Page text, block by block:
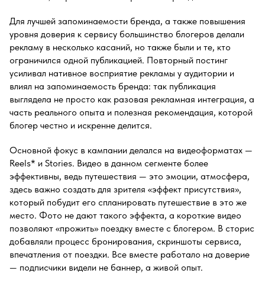
Для лучшей запоминаемости бренда, а также повышения
уровня доверия к сервису большинство блогеров делали
рекламу в несколько касаний, но также были и те, кто
ограничился одной публикацией. Повторный постинг
усиливал нативное восприятие рекламы у аудитории и
влиял на запоминаемость бренда: так публикация
выглядела не просто как разовая рекламная интеграция, а
часть реального опыта и полезная рекомендация, которой
блогер честно и искренне делится.
Основной фокус в кампании делался на видеоформатах —
Reels* и Stories. Видео в данном сегменте более
эффективны, ведь путешествия — это эмоции, атмосфера,
здесь важно создать для зрителя «эффект присутствия»,
который побудит его спланировать путешествие в это же
место. Фото не дают такого эффекта, а короткие видео
позволяют «прожить» поездку вместе с блогером. В сторис
добавляли процесс бронирования, скриншоты сервиса,
впечатления от поездки. Все вместе работало на доверие
— подписчики видели не баннер, а живой опыт.